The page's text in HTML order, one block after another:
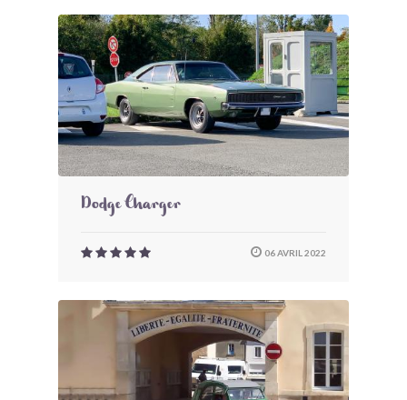
Dodge Charger
06 AVRIL 2022